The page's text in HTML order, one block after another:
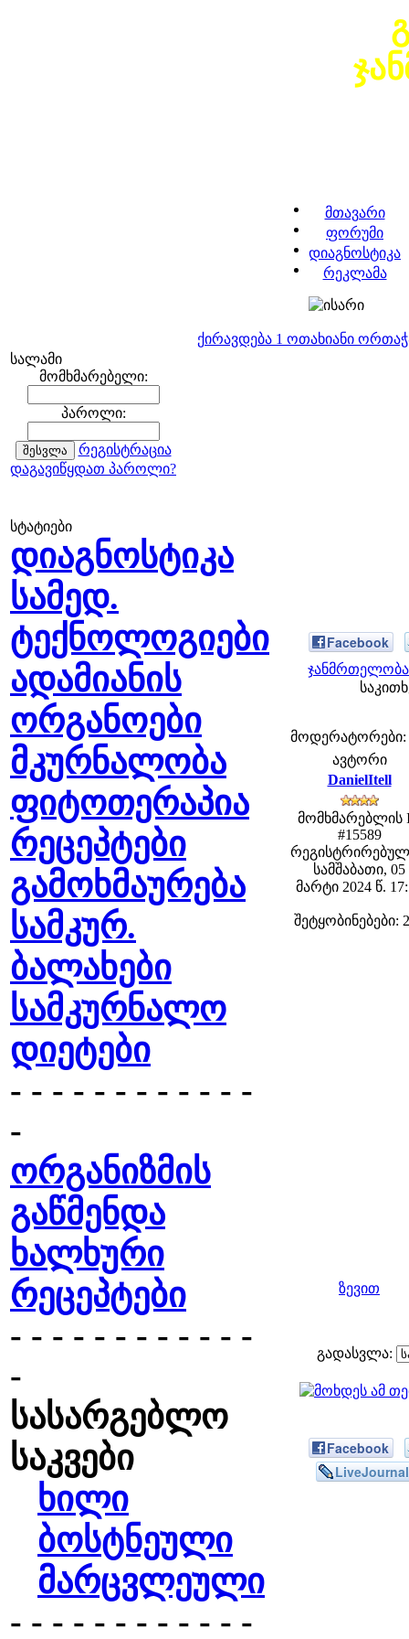
მთავარი
ფორუმი
დიაგნოსტიკა
რეკლამა
ქირავდება 1 ოთახიანი
სალამი
მომხმარებელი:
პაროლი:
რეგისტრაცია
დაგავიწყდათ პაროლი?
სტატიები
დიაგნოსტიკა
სამედ.
ტექნოლოგიები
ადამიანის
ორგანოები
მკურნალობა
ფიტოთერაპია
რეცეპტები
გამოხმაურება
სამკურ.
ბალახები
სამკურნალო
დიეტები
- - - - - - - - - - - -
-
ორგანიზმის
გაწმენდა
ხალხური
რეცეპტები
- - - - - - - - - - - -
-
სასარგებლო
საკვები
ხილი
ბოსტნეული
მარცვლეული
- - - - - - - - - - - -
Facebook
ჯანმრთელობა
მოდერატორები:
ავტორი
DanielItell
მომხმარებლის
#15589
სამშაბათი, 05
მარტი 2024 წ.
შეტყობინებები:
ზევით
გადასვლა:
Facebook
LiveJournal